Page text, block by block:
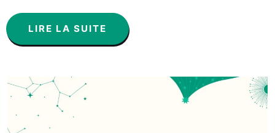
LIRE LA SUITE